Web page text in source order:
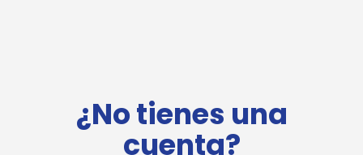
¿No tienes una
cuenta?